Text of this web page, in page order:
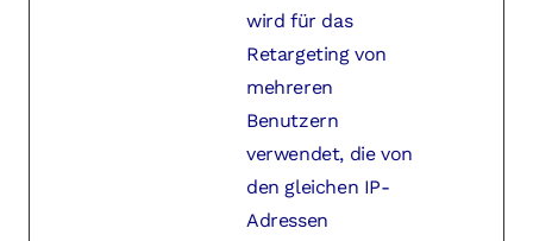
wird für das
Retargeting von
mehreren
Benutzern
verwendet, die von
den gleichen IP-
Adressen